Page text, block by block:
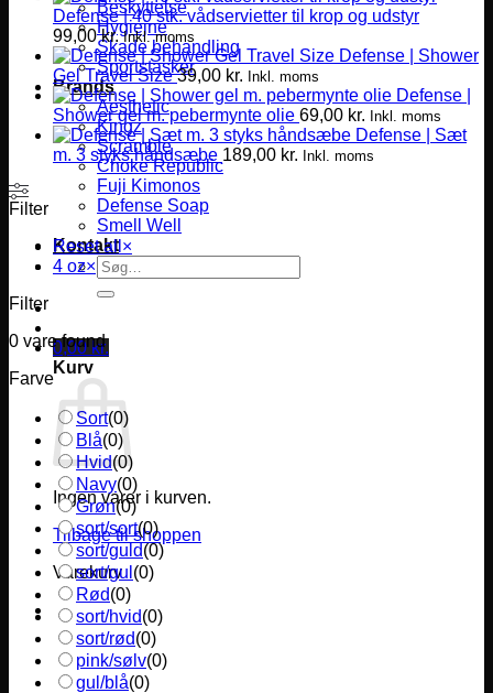
Beskyttelse
Hygiejne
Skade behandling
Sportstasker
Brands
Aesthetic
Kingz
Scramble
Choke Republic
Fuji Kimonos
Defense Soap
Smell Well
Kontakt
Søg
efter:
0,00 kr.
Kurv
Ingen varer i kurven.
Tilbage til shoppen
Varekurv
Defense | 40 stk. vådservietter til krop og udstyr
99,00kr. Inkl. moms
Defense | Shower
Gel Travel Size 39,00 kr. Inkl. moms
Defense |
Shower gel m. pebermynte olie 69,00 kr. Inkl. moms
Defense | Sæt
m. 3 styks håndsæbe 189,00 kr. Inkl. moms
Filter
Reset all ×
4 oz×
Filter
0 vare found
Farve
Sort(0)
Blå(0)
Hvid(0)
Navy(0)
Grøn(0)
sort/sort(0)
sort/guld(0)
sort/gul (0)
Rød(0)
sort/hvid(0)
sort/rød(0)
pink/sølv(0)
gul/blå(0)